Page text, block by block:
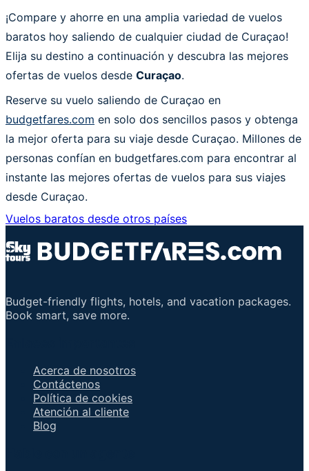
¡Compare y ahorre en una amplia variedad de vuelos
baratos hoy saliendo de cualquier ciudad de Curaçao!
Elija su destino a continuación y descubra las mejores
ofertas de vuelos desde Curaçao.
Reserve su vuelo saliendo de Curaçao en
budgetfares.com en solo dos sencillos pasos y obtenga
la mejor oferta para su viaje desde Curaçao. Millones de
personas confían en budgetfares.com para encontrar al
instante las mejores ofertas de vuelos para sus viajes
desde Curaçao.
Vuelos baratos desde otros países
Budget-friendly flights, hotels, and vacation packages.
Book smart, save more.
Acerca de nosotros
Contáctenos
Política de cookies
Atención al cliente
Blog